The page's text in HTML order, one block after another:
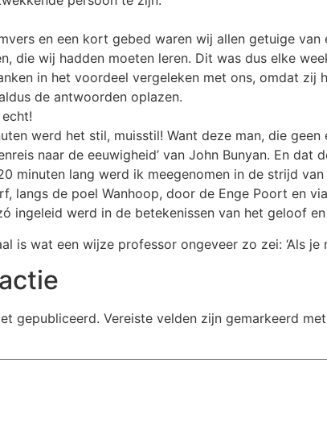
en een kort gebed waren wij allen getuige
die wij hadden moeten leren. Dit was dus elke
in het voordeel vergeleken met ons, omdat
de antwoorden oplazen.
werd het stil, muisstil! Want deze man, die
naar de eeuwigheid’ van John Bunyan. En
minuten lang werd ik meegenomen in de strijd
langs de poel Wanhoop, door de Enge Poort en
ingeleid werd in de betekenissen van het geloof
is wat een wijze professor ongeveer zo zei: ‘Als
gepubliceerd. Vereiste velden zijn gemarkeerd met